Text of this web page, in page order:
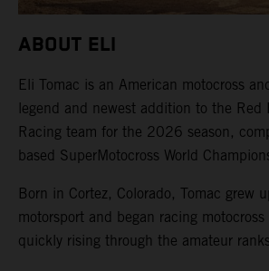
ABOUT ELI
Eli Tomac is an American motocross
legend and newest addition to the Red
Racing team for the 2026 season,
based SuperMotocross World
Born in Cortez, Colorado, Tomac grew
motorsport and began racing motocross
quickly rising through the amateur